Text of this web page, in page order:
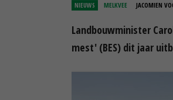
NIEUWS MELKVEE JACOMIEN
Landbouwminister
mest' (BES) dit jaar